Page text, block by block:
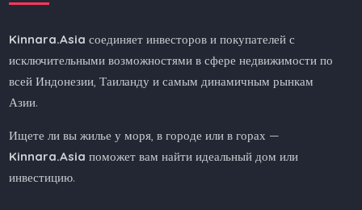
Kinnara.Asia соединяет инвесторов и покупателей с
исключительными возможностями в сфере недвижимости по
всей Индонезии, Таиланду и самым динамичным рынкам
Азии.
Ищете ли вы жилье у моря, в городе или в горах —
Kinnara.Asia поможет вам найти идеальный дом или
инвестицию.